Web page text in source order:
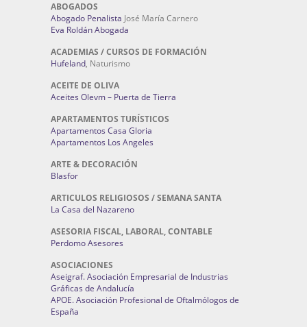
ABOGADOS
Abogado Penalista José María Carnero
Eva Roldán Abogada
ACADEMIAS / CURSOS DE FORMACIÓN
Hufeland, Naturismo
ACEITE DE OLIVA
Aceites Olevm – Puerta de Tierra
APARTAMENTOS TURÍSTICOS
Apartamentos Casa Gloria
Apartamentos Los Angeles
ARTE & DECORACIÓN
Blasfor
ARTICULOS RELIGIOSOS / SEMANA SANTA
La Casa del Nazareno
ASESORIA FISCAL, LABORAL, CONTABLE
Perdomo Asesores
ASOCIACIONES
Aseigraf. Asociación Empresarial de Industrias
Gráficas de Andalucía
APOE. Asociación Profesional de Oftalmólogos de
España